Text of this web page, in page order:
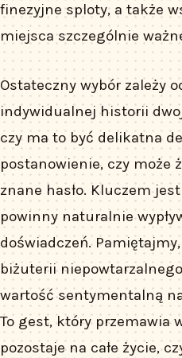
finezyjne sploty, a także
miejsca szczególnie
Ostateczny wybór zależy
indywidualnej historii
czy ma to być delikatna
postanowienie, czy może
znane hasło. Kluczem
powinny naturalnie
doświadczeń.
biżuterii
wartość sentymentalną
To gest, który przemawia
pozostaje na całe życie,